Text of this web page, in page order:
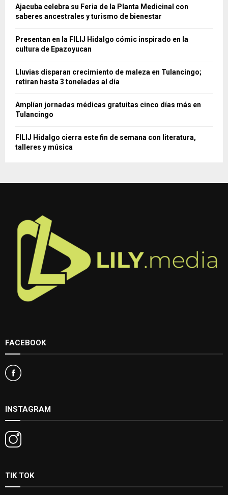
Ajacuba celebra su Feria de la Planta Medicinal con
saberes ancestrales y turismo de bienestar
Presentan en la FILIJ Hidalgo cómic inspirado en la
cultura de Epazoyucan
Lluvias disparan crecimiento de maleza en Tulancingo;
retiran hasta 3 toneladas al día
Amplían jornadas médicas gratuitas cinco días más en
Tulancingo
FILIJ Hidalgo cierra este fin de semana con literatura,
talleres y música
FACEBOOK
INSTAGRAM
TIK TOK